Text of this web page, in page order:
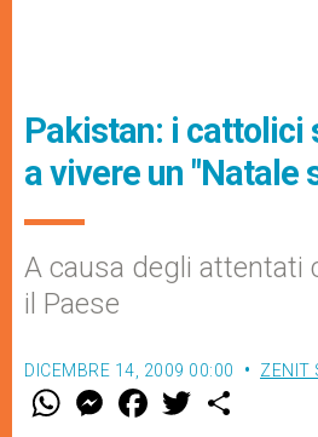
Pakistan: i cattolici
a vivere un "Natale
A causa degli attentati
il Paese
DICEMBRE 14, 2009 00:00 ZENIT
W M
e
F
a w